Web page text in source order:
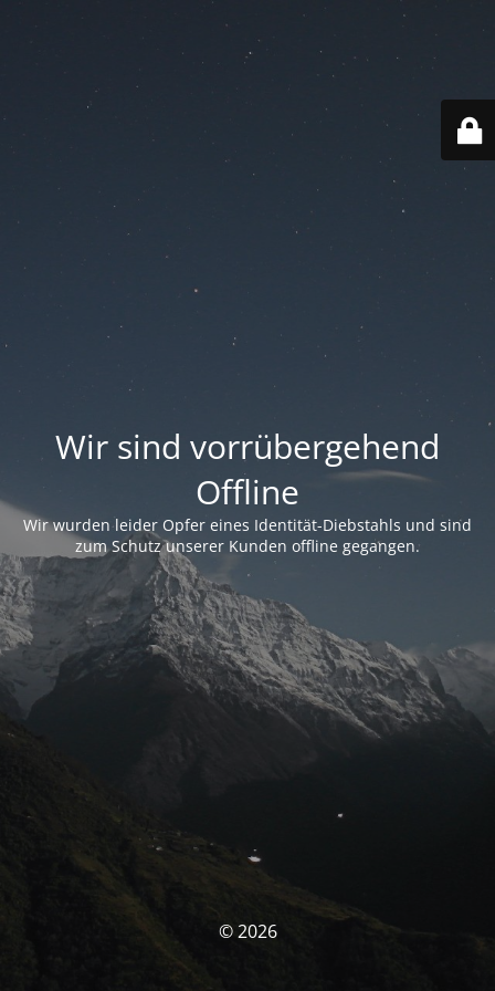
Wir sind vorrübergehend
Offline
Wir wurden leider Opfer eines Identität-Diebstahls und sind
zum Schutz unserer Kunden offline gegangen.
© 2026